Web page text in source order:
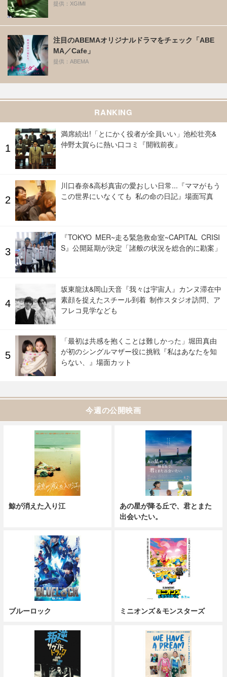
提供：XGIMI
注目のABEMAオリジナルドラマをチェック「ABE
MA／Cafe」
提供：ABEMA
RANKING
満席続出!「とにかく役者が全員いい」池松壮亮&
仲野太賀らに熱い口コミ『開戦前夜』
川口春奈&高杉真宙の愛おしい日常...『ママがもう
この世界にいなくても 私の命の日記』場面写真
『TOKYO MER~走る緊急救命室~CAPITAL CRISI
S』公開延期が決定「諸般の状況を総合的に勘案」
坂東龍汰&岡山天音『我々は宇宙人』カンヌ滞在中
素顔を捉えたスチール到着 制作スタジオ訪問、ア
フレコ見学なども
「最初は共感を抱くことは難しかった」堀田真由
が初のシングルマザー役に挑戦『私はあなたを知
らない、』場面カット
今週の公開映画
鯨が消えた入り江
あの星が降る丘で、君とまた
出会いたい。
ブルーロック ミニオンズ＆モンスターズ